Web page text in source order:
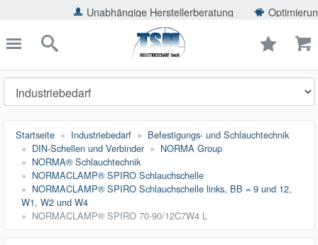
Unabhängige Herstellerberatung Optimierung der
schließen
Suche
Startseite Industriebedarf
Befestigungs- und Schlauchtechnik
DIN-Schellen und Verbinder
NORMA Group
NORMA® Schlauchtechnik
NORMACLAMP® SPIRO Schlauchschelle
NORMACLAMP® SPIRO Schlauchschelle links, BB = 9 und 12,
W1, W2 und W4
NORMACLAMP® SPIRO 70-90/12C7W4 L